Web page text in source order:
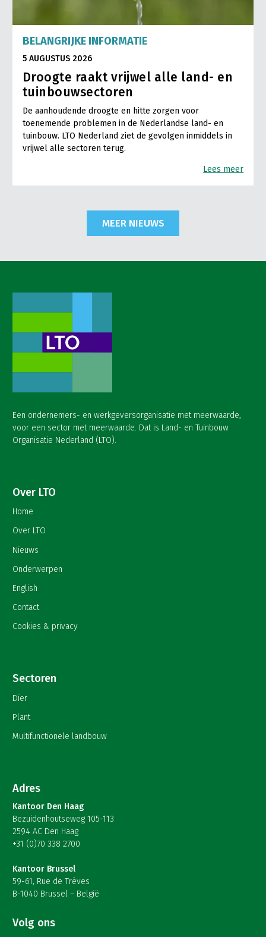
BELANGRIJKE INFORMATIE
5 AUGUSTUS 2026
Droogte raakt vrijwel alle land- en
tuinbouwsectoren
De aanhoudende droogte en hitte zorgen voor
toenemende problemen in de Nederlandse land- en
tuinbouw. LTO Nederland ziet de gevolgen inmiddels in
vrijwel alle sectoren terug.
Lees meer
MEER NIEUWS
Een ondernemers- en werkgeversorganisatie met meerwaarde,
voor een sector met meerwaarde. Dat is Land- en Tuinbouw
Organisatie Nederland (LTO).
Over LTO
Home
Over LTO
Nieuws
Onderwerpen
English
Contact
Cookies & privacy
Sectoren
Dier
Plant
Multifunctionele landbouw
Adres
Kantoor Den Haag
Bezuidenhoutseweg 105-113
2594 AC Den Haag
+31 (0)70 338 2700
Kantoor Brussel
59-61, Rue de Trèves
B-1040 Brussel – België
Volg ons